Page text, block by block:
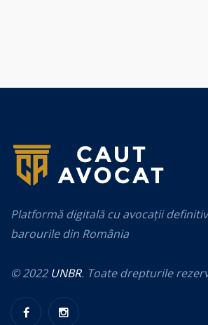
Platformă digitală cu avocații
barourile din România
© 2022 UNBR. Toate drepturile